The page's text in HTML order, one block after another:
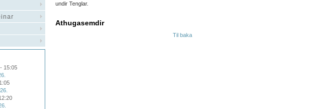
15:05
undir Tenglar.
Athugasemdir
Til baka